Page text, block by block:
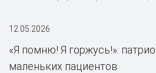
12.05.2026
«Я помню! Я горжусь!»:
маленьких пациентов